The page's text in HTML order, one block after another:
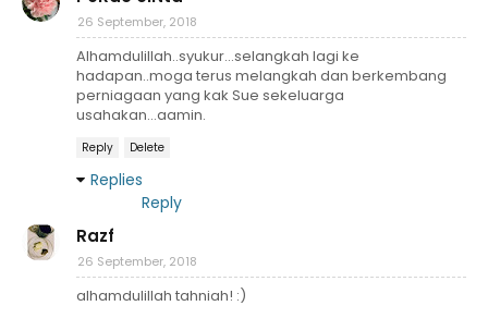
26 September, 2018
Alhamdulillah..syukur...selangkah lagi ke
hadapan..moga terus melangkah dan berkembang
perniagaan yang kak Sue sekeluarga
usahakan...aamin.
Reply Delete
Replies
Reply
Razf
26 September, 2018
alhamdulillah tahniah! :)